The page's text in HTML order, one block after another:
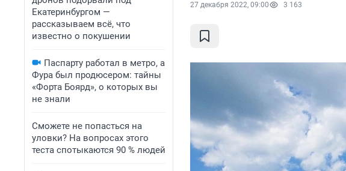
Екатеринбургом —
рассказываем всё, что
известно о покушении
Паспарту работал в метро, а
Фура был продюсером: тайны
«Форта Боярд», о которых вы
не знали
Сможете не попасться на
уловки? На вопросах этого
теста спотыкаются 90 % людей
27 декабря 2022, 09:00 3 163